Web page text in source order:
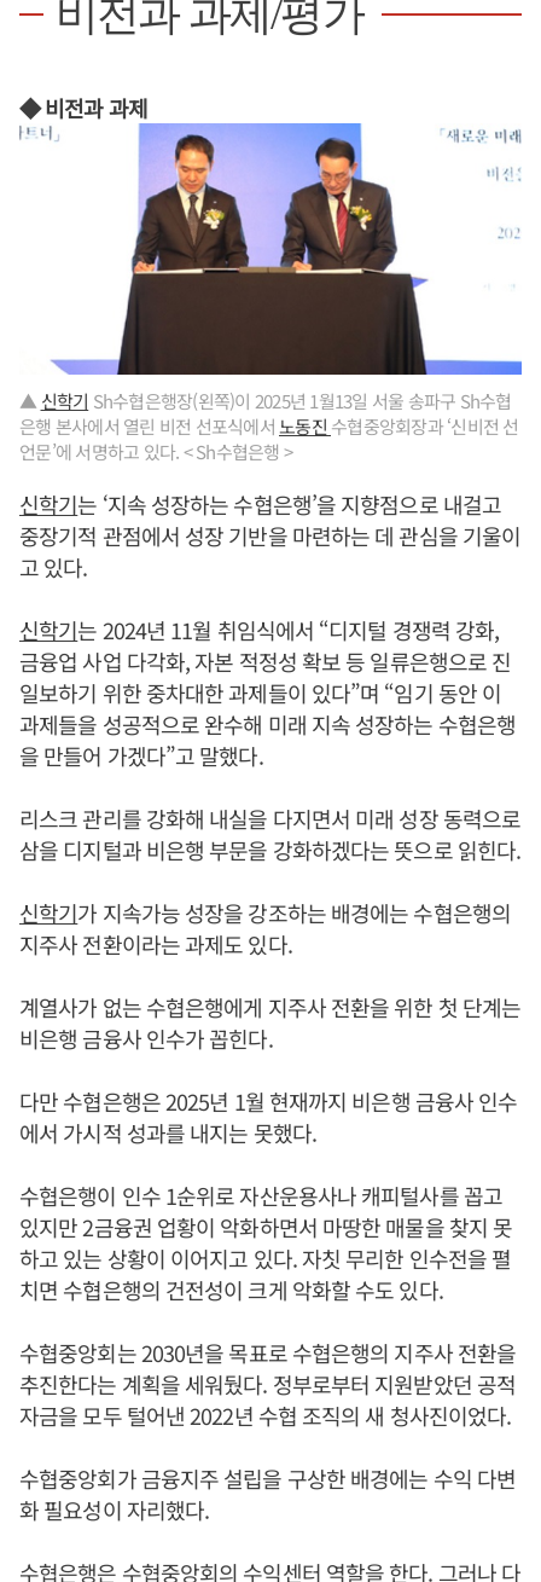
비전과 과제/평가
◆ 비전과 과제
▲ 신학기 Sh수협은행장(왼쪽)이 2025년 1월13일 서울 송파구 Sh수협
은행 본사에서 열린 비전 선포식에서노동진 수협중앙회장과 ‘신비전 선
언문’에 서명하고 있다. < Sh수협은행 >
신학기는 ‘지속 성장하는 수협은행’을 지향점으로 내걸고
중장기적 관점에서 성장 기반을 마련하는 데 관심을 기울이
고 있다.
신학기는 2024년 11월 취임식에서 “디지털 경쟁력 강화,
금융업 사업 다각화, 자본 적정성 확보 등 일류은행으로 진
일보하기 위한 중차대한 과제들이 있다”며 “임기 동안 이
과제들을 성공적으로 완수해 미래 지속 성장하는 수협은행
을 만들어 가겠다”고 말했다.
리스크 관리를 강화해 내실을 다지면서 미래 성장 동력으로
삼을 디지털과 비은행 부문을 강화하겠다는 뜻으로 읽힌다.
신학기가 지속가능 성장을 강조하는 배경에는 수협은행의
지주사 전환이라는 과제도 있다.
계열사가 없는 수협은행에게 지주사 전환을 위한 첫 단계는
비은행 금융사 인수가 꼽힌다.
다만 수협은행은 2025년 1월 현재까지 비은행 금융사 인수
에서 가시적 성과를 내지는 못했다.
수협은행이 인수 1순위로 자산운용사나 캐피털사를 꼽고
있지만 2금융권 업황이 악화하면서 마땅한 매물을 찾지 못
하고 있는 상황이 이어지고 있다. 자칫 무리한 인수전을 펼
치면 수협은행의 건전성이 크게 악화할 수도 있다.
수협중앙회는 2030년을 목표로 수협은행의 지주사 전환을
추진한다는 계획을 세워뒀다. 정부로부터 지원받았던 공적
자금을 모두 털어낸 2022년 수협 조직의 새 청사진이었다.
수협중앙회가 금융지주 설립을 구상한 배경에는 수익 다변
화 필요성이 자리했다.
수협은행은 수협중앙회의 수익센터 역할을 한다. 그러나 다